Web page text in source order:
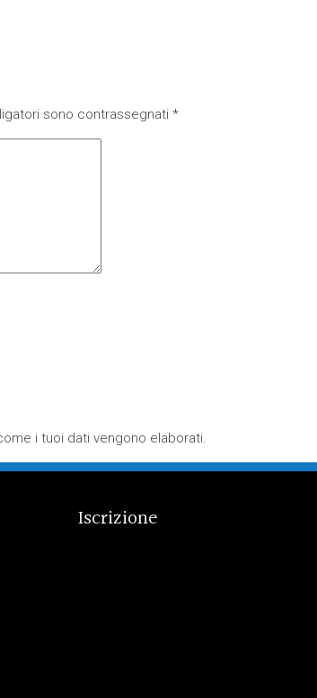
sono contrassegnati *
i tuoi dati vengono elaborati.
Iscrizione